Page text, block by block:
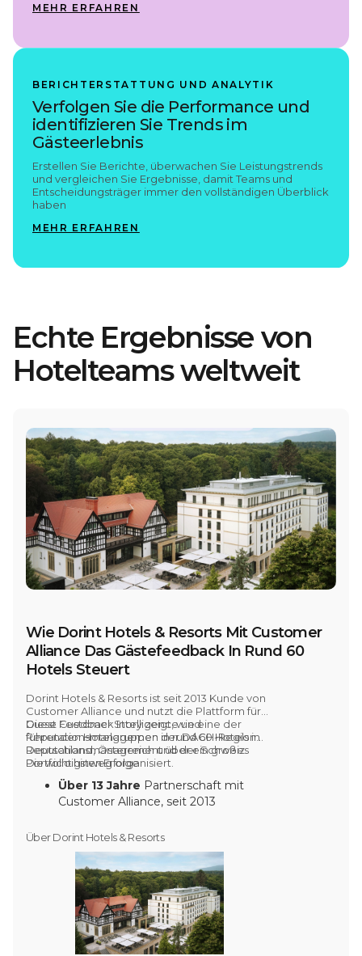
MEHR ERFAHREN
BERICHTERSTATTUNG UND ANALYTIK
Verfolgen Sie die Performance und
identifizieren Sie Trends im
Gästeerlebnis
Erstellen Sie Berichte, überwachen Sie Leistungstrends
und vergleichen Sie Ergebnisse, damit Teams und
Entscheidungsträger immer den vollständigen Überblick
haben
MEHR ERFAHREN
Echte Ergebnisse von
Hotelteams weltweit
Wie Dorint Hotels & Resorts Mit Customer
Alliance Das Gästefeedback In Rund 60
Hotels Steuert
Dorint Hotels & Resorts ist seit 2013 Kunde von
Customer Alliance und nutzt die Plattform für
Guest Feedback Intelligence und
Reputationsmanagemen in rund 60 Hotelsin
Deutschland, Österreich und der Schweiz.
Diese Customer Story zeigt, wie eine der
führenden Hotelgruppen derDACH-Region
Reputationsmanagement über ein großes
Portfolio hinweg organisiert.
Die wichtigsten Erfolge
Über 13 Jahre Partnerschaft mit
Customer Alliance, seit 2013
Deutschland, Österreich und der
Schweiz
Über 118.000beantwortete
Bewertungen innerhalb der Gruppe
im Jahr 2025
AutomatisiertePost-Stay-
Befragungenin allen Hotels
Frühstücks-CSAT von 90,3 %
Über Dorint Hotels & Resorts